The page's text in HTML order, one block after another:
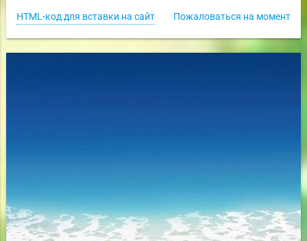
Пожаловаться на момент
HTML-код для вставки на сайт